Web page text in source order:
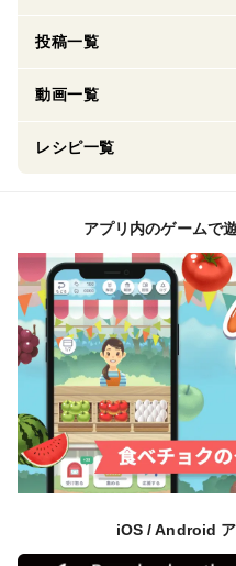
投稿一覧
動画一覧
レシピ一覧
アプリ内のゲームで
iOS / Android